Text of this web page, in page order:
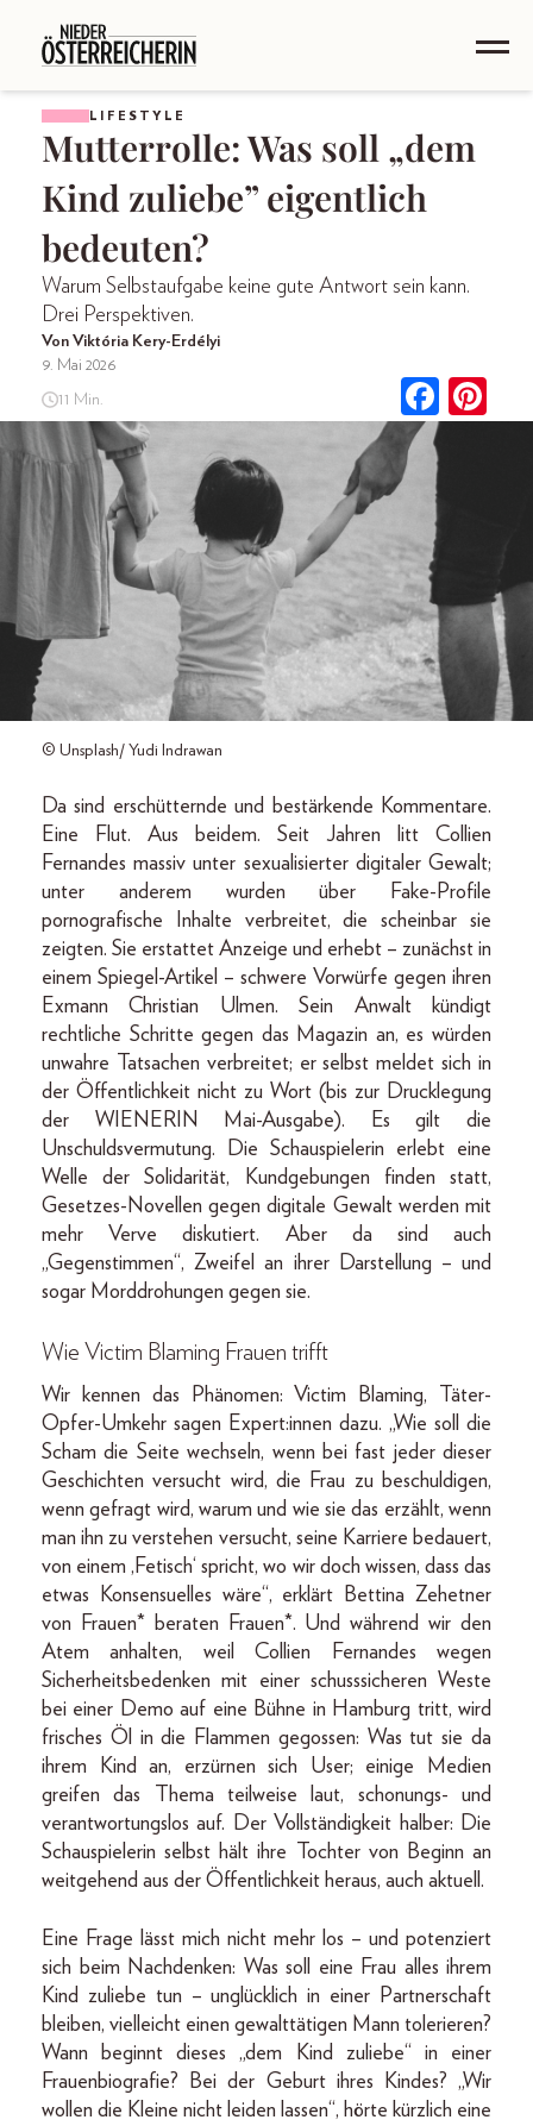
LIFESTYLE
Mutterrolle: Was soll „dem
Kind zuliebe” eigentlich
bedeuten?
Warum Selbstaufgabe keine gute Antwort sein kann.
Drei Perspektiven.
Von Viktória Kery-Erdélyi
9. Mai 2026
11 Min.
© Unsplash/ Yudi Indrawan
Da sind erschütternde und bestärkende Kommentare.
Eine Flut. Aus beidem. Seit Jahren litt Collien
Fernandes massiv unter sexualisierter digitaler Gewalt;
unter anderem wurden über Fake-Profile
pornografische Inhalte verbreitet, die scheinbar sie
zeigten. Sie erstattet Anzeige und erhebt – zunächst in
einem Spiegel-Artikel – schwere Vorwürfe gegen ihren
Exmann Christian Ulmen. Sein Anwalt kündigt
rechtliche Schritte gegen das Magazin an, es würden
unwahre Tatsachen verbreitet; er selbst meldet sich in
der Öffentlichkeit nicht zu Wort (bis zur Drucklegung
der WIENERIN Mai-Ausgabe). Es gilt die
Unschuldsvermutung. Die Schauspielerin erlebt eine
Welle der Solidarität, Kundgebungen finden statt,
Gesetzes-Novellen gegen digitale Gewalt werden mit
mehr Verve diskutiert. Aber da sind auch
„Gegenstimmen“, Zweifel an ihrer Darstellung – und
sogar Morddrohungen gegen sie.
Wie Victim Blaming Frauen trifft
Wir kennen das Phänomen: Victim Blaming, Täter-
Opfer-Umkehr sagen Expert:innen dazu. „Wie soll die
Scham die Seite wechseln, wenn bei fast jeder dieser
Geschichten versucht wird, die Frau zu beschuldigen,
wenn gefragt wird, warum und wie sie das erzählt, wenn
man ihn zu verstehen versucht, seine Karriere bedauert,
von einem ,Fetisch‘ spricht, wo wir doch wissen, dass das
etwas Konsensuelles wäre“, erklärt Bettina Zehetner
von Frauen* beraten Frauen*. Und während wir den
Atem anhalten, weil Collien Fernandes wegen
Sicherheitsbedenken mit einer schusssicheren Weste
bei einer Demo auf eine Bühne in Hamburg tritt, wird
frisches Öl in die Flammen gegossen: Was tut sie da
ihrem Kind an, erzürnen sich User; einige Medien
greifen das Thema teilweise laut, schonungs- und
verantwortungslos auf. Der Vollständigkeit halber: Die
Schauspielerin selbst hält ihre Tochter von Beginn an
weitgehend aus der Öffentlichkeit heraus, auch aktuell.
Eine Frage lässt mich nicht mehr los – und potenziert
sich beim Nachdenken: Was soll eine Frau alles ihrem
Kind zuliebe tun – unglücklich in einer Partnerschaft
bleiben, vielleicht einen gewalttätigen Mann tolerieren?
Wann beginnt dieses „dem Kind zuliebe“ in einer
Frauenbiografie? Bei der Geburt ihres Kindes? „Wir
wollen die Kleine nicht leiden lassen“, hörte kürzlich eine